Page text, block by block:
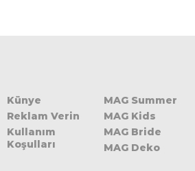
Künye
Reklam Verin
Kullanım
Koşulları
MAG Summer
MAG Kids
MAG Bride
MAG Deko